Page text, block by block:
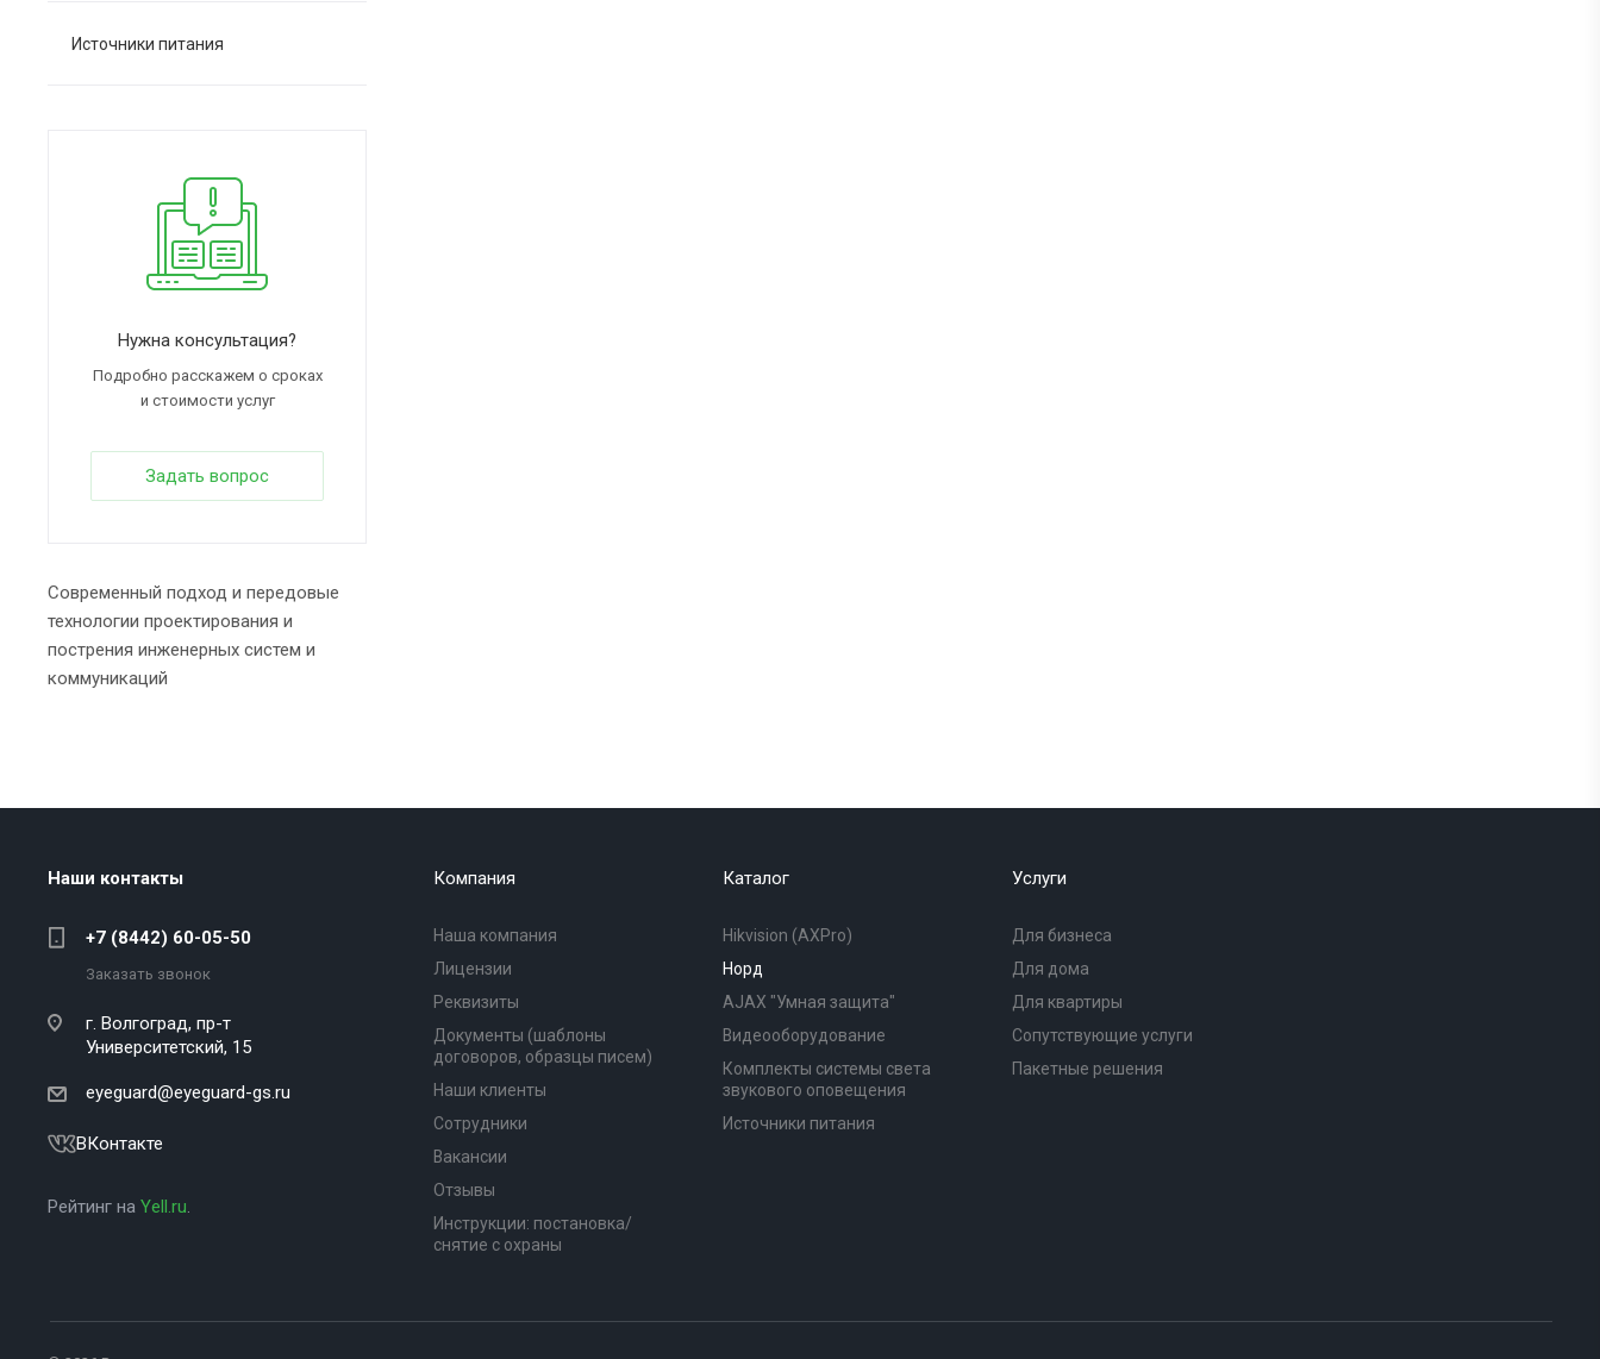
Источники питания
Нужна консультация?
Подробно расскажем о сроках
и стоимости услуг
Задать вопрос
Современный подход и передовые
технологии проектирования и
пострения инженерных систем и
коммуникаций
Наши контакты
+7 (8442) 60-05-50
Заказать звонок
г. Волгоград, пр-т
Университетский, 15
eyeguard@eyeguard-gs.ru
ВКонтакте
Рейтинг на Yell.ru.
Компания
Наша компания
Лицензии
Реквизиты
Документы (шаблоны
договоров, образцы писем)
Наши клиенты
Сотрудники
Вакансии
Отзывы
Инструкции: постановка/
снятие с охраны
Каталог
Hikvision (AXPro)
Норд
AJAX "Умная защита"
Видеооборудование
Комплекты системы света
звукового оповещения
Источники питания
Услуги
Для бизнеса
Для дома
Для квартиры
Сопутствующие услуги
Пакетные решения